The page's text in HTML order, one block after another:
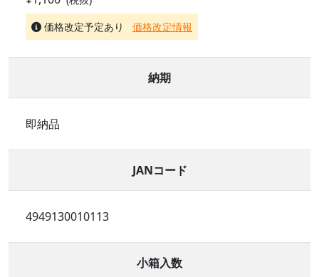
価格改定予定あり
価格改定情報
納期
即納品
JANコード
4949130010113
小箱入数